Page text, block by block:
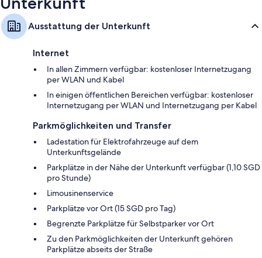
Wasserkocher mit Kaffee-/Teezubehör, tägliche Zimmerreinigung
und Schreibtisch
Ausstattung der Unterkunft
Internet
In allen Zimmern verfügbar: kostenloser Internetzugang
per WLAN und Kabel
In einigen öffentlichen Bereichen verfügbar: kostenloser
Internetzugang per WLAN und Internetzugang per Kabel
Parkmöglichkeiten und Transfer
Ladestation für Elektrofahrzeuge auf dem
Unterkunftsgelände
Parkplätze in der Nähe der Unterkunft verfügbar (1,10 SGD
pro Stunde)
Limousinenservice
Parkplätze vor Ort (15 SGD pro Tag)
Begrenzte Parkplätze für Selbstparker vor Ort
Zu den Parkmöglichkeiten der Unterkunft gehören
Parkplätze abseits der Straße